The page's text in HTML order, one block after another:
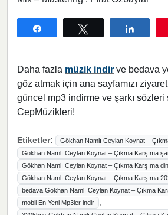
Daha fazla müzik indir ve bedava
göz atmak için ana sayfamızı
güncel mp3 indirme ve şarkı sözleri
CepMüzikleri!
Etiketler: Gökhan Namlı Ceylan Koynat –
Gökhan Namlı Ceylan Koynat – Çıkma Karşıma
Gökhan Namlı Ceylan Koynat – Çıkma Karşıma
Gökhan Namlı Ceylan Koynat – Çıkma Karşıma
bedava Gökhan Namlı Ceylan Koynat – Çıkma
mobil En Yeni Mp3ler indir